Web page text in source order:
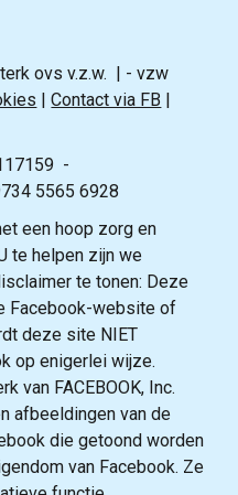
ovs v.z.w. | - vzw
|Contact via FB |
-
5565 6928
een hoop zorg en
te helpen zijn we
te tonen: Deze
Facebook-website of
deze site NIET
op enigerlei wijze.
van FACEBOOK, Inc.
afbeeldingen van de
die getoond worden
van Facebook. Ze